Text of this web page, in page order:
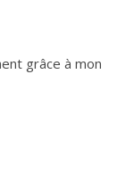
grâce à mon